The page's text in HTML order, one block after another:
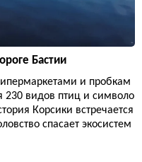
Бастии
и пробкам
230 видов птиц и символо
Корсики встречается
спасает экосистем